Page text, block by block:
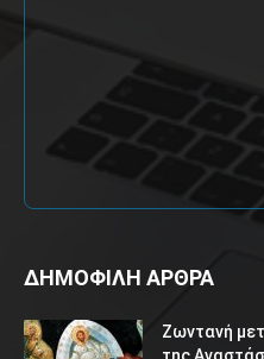
ΔΗΜΟΦΙΛΗ ΑΡΘΡΑ
Ζωντανή
της